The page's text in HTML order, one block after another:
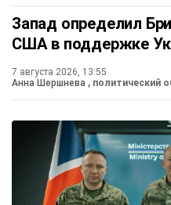
Запад определил
США в поддержке
7 августа 2026, 13:55
Анна Шершнева , политический